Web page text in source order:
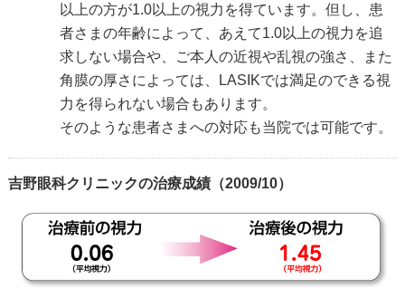
以上の方が1.0以上の視力を得ています。但し、患
者さまの年齢によって、あえて1.0以上の視力を追
求しない場合や、ご本人の近視や乱視の強さ、また
角膜の厚さによっては、LASIKでは満足のできる視
力を得られない場合もあります。
そのような患者さまへの対応も当院では可能です。
吉野眼科クリニックの治療成績（2009/10）